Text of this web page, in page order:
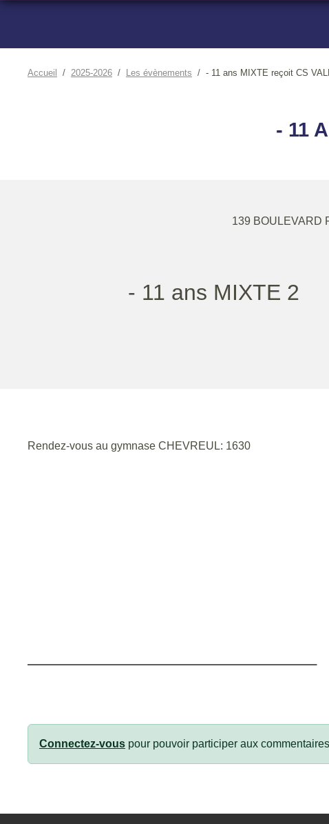
Accueil 2025-2026 Les évènements - 11 ans MIXTE reçoit CS
- 11
139 BOULEVARD
- 11 ans MIXTE 2
Rendez-vous au gymnase CHEVREUL: 1630
Connectez-vous pour pouvoir participer aux